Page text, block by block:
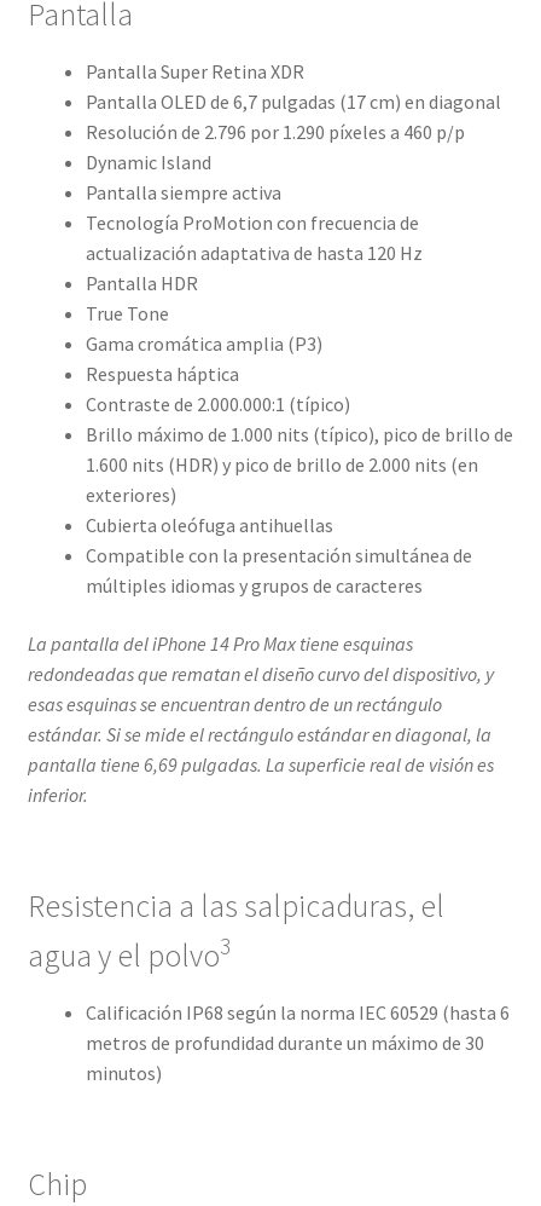
Pantalla
Pantalla Super Retina XDR
Pantalla OLED de 6,7 pulgadas (17 cm) en diagonal
Resolución de 2.796 por 1.290 píxeles a 460 p/p
Dynamic Island
Pantalla siempre activa
Tecnología ProMotion con frecuencia de
actualización adaptativa de hasta 120 Hz
Pantalla HDR
True Tone
Gama cromática amplia (P3)
Respuesta háptica
Contraste de 2.000.000:1 (típico)
Brillo máximo de 1.000 nits (típico), pico de brillo de
1.600 nits (HDR) y pico de brillo de 2.000 nits (en
exteriores)
Cubierta oleófuga antihuellas
Compatible con la presentación simultánea de
múltiples idiomas y grupos de caracteres
La pantalla del iPhone 14 Pro Max tiene esquinas
redondeadas que rematan el diseño curvo del dispositivo, y
esas esquinas se encuentran dentro de un rectángulo
estándar. Si se mide el rectángulo estándar en diagonal, la
pantalla tiene 6,69 pulgadas. La superficie real de visión es
inferior.
Resistencia a las salpicaduras, el
agua y el polvo3
Calificación IP68 según la norma IEC 60529 (hasta 6
metros de profundidad durante un máximo de 30
minutos)
Chip